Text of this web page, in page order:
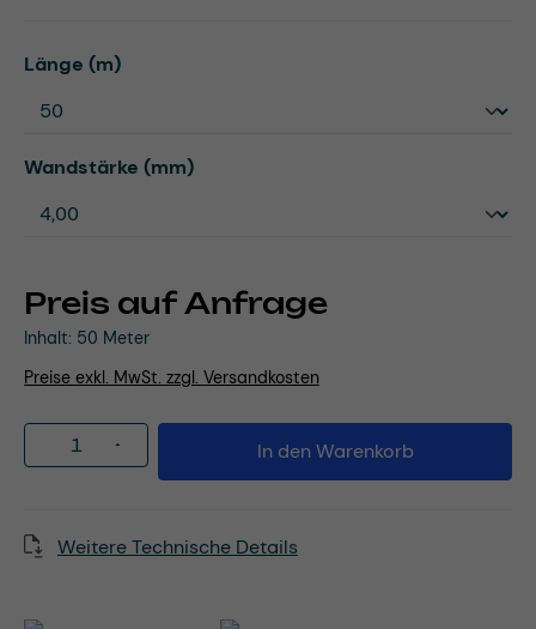
Preis auf Anfrage
Inhalt: 50 Meter
Preise exkl. MwSt. zzgl. Versandkosten
Länge (m)auswählen
Wandstärke (mm)auswählen
Produkt Anzahl: Gib den gewünschten
In den Warenkorb
Weitere Technische Details